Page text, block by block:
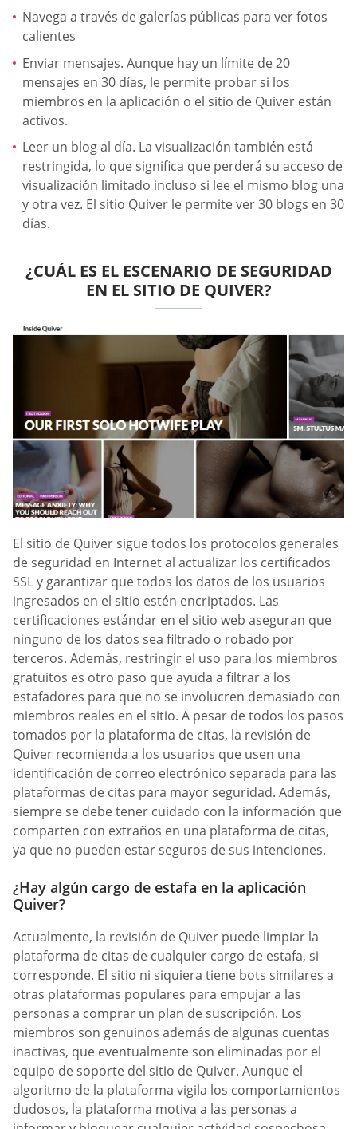
Navega a través de galerías públicas para ver fotos
calientes
Enviar mensajes. Aunque hay un límite de 20
mensajes en 30 días, le permite probar si los
miembros en la aplicación o el sitio de Quiver están
activos.
Leer un blog al día. La visualización también está
restringida, lo que significa que perderá su acceso de
visualización limitado incluso si lee el mismo blog una
y otra vez. El sitio Quiver le permite ver 30 blogs en 30
días.
¿CUÁL ES EL ESCENARIO DE SEGURIDAD
EN EL SITIO DE QUIVER?
El sitio de Quiver sigue todos los protocolos generales
de seguridad en Internet al actualizar los certificados
SSL y garantizar que todos los datos de los usuarios
ingresados en el sitio estén encriptados. Las
certificaciones estándar en el sitio web aseguran que
ninguno de los datos sea filtrado o robado por
terceros. Además, restringir el uso para los miembros
gratuitos es otro paso que ayuda a filtrar a los
estafadores para que no se involucren demasiado con
miembros reales en el sitio. A pesar de todos los pasos
tomados por la plataforma de citas, la revisión de
Quiver recomienda a los usuarios que usen una
identificación de correo electrónico separada para las
plataformas de citas para mayor seguridad. Además,
siempre se debe tener cuidado con la información que
comparten con extraños en una plataforma de citas,
ya que no pueden estar seguros de sus intenciones.
¿Hay algún cargo de estafa en la aplicación
Quiver?
Actualmente, la revisión de Quiver puede limpiar la
plataforma de citas de cualquier cargo de estafa, si
corresponde. El sitio ni siquiera tiene bots similares a
otras plataformas populares para empujar a las
personas a comprar un plan de suscripción. Los
miembros son genuinos además de algunas cuentas
inactivas, que eventualmente son eliminadas por el
equipo de soporte del sitio de Quiver. Aunque el
algoritmo de la plataforma vigila los comportamientos
dudosos, la plataforma motiva a las personas a